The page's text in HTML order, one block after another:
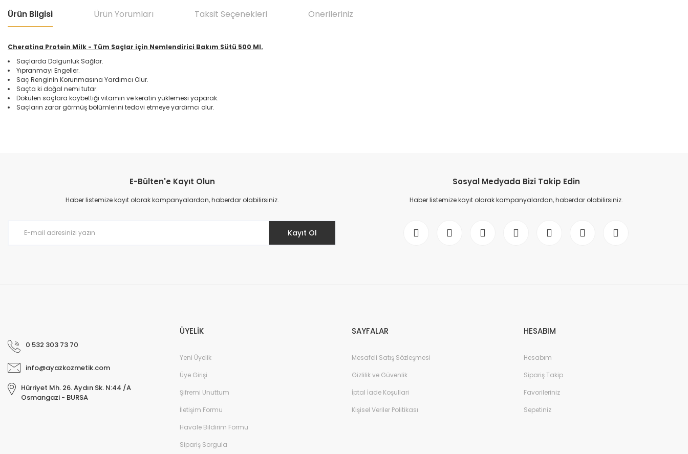
Ürün Bilgisi Ürün Yorumları Taksit Seçenekleri Önerileriniz
Cheratina Protein Milk - Tüm Saçlar için Nemlendirici Bakım Sütü 500 Ml.
Saçlarda Dolgunluk Sağlar.
Yıpranmayı Engeller.
Saç Renginin Korunmasına Yardımcı Olur.
Saçta ki doğal nemi tutar.
Dökülen saçlara kaybettiği vitamin ve keratin yüklemesi yaparak.
Saçların zarar görmüş bölümlerini tedavi etmeye yardımcı olur.
Ürün resmi kalitesiz, bozuk veya görüntülenemiyor.
Ürün açıklamasında eksik bilgiler bulunuyor.
E-Bülten'e Kayıt Olun
Haber listemize kayıt olarak kampanyalardan, haberdar olabilirsiniz.
Kayıt Ol
Sosyal Medyada Bizi Takip Edin
Haber listemize kayıt olarak kampanyalardan, haberdar olabilirsiniz.
0 532 303 73 70
info@ayazkozmetik.com
Hürriyet Mh. 26. Aydın Sk. N:44 /A
Osmangazi - BURSA
ÜYELİK
Yeni Üyelik
Üye Girişi
Şifremi Unuttum
İletişim Formu
Havale Bildirim Formu
Sipariş Sorgula
SAYFALAR
Mesafeli Satış Sözleşmesi
Gizlilik ve Güvenlik
İptal İade Koşullari
Kişisel Veriler Politikası
HESABIM
Hesabım
Sipariş Takip
Favorileriniz
Sepetiniz